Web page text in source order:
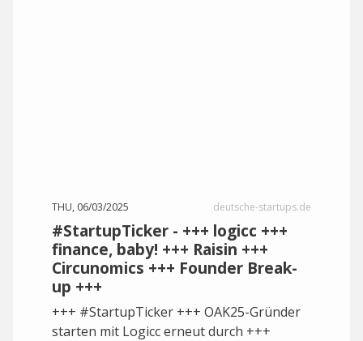
THU, 06/03/2025 deutsche-startups.de
#StartupTicker - +++ logicc +++
finance, baby! +++ Raisin +++
Circunomics +++ Founder Break-
up +++
+++ #StartupTicker +++ OAK25-Gründer
starten mit Logicc erneut durch +++